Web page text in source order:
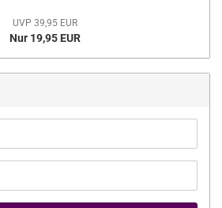
UVP 39,95 EUR
Nur 19,95 EUR